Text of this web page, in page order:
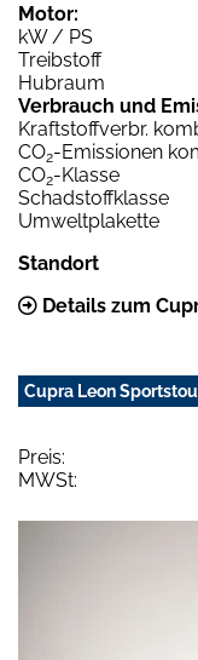
Motor:
kW / PS
Treibstoff
Hubraum
Verbrauch und
Kraftstoffverbr.
CO2-Emissionen
CO2-Klasse
Schadstoffklasse
Umweltplakette
Standort
Details zum
Cupra Leon
Preis:
MWSt: